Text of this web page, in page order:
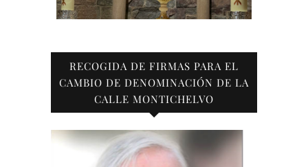
RECOGIDA DE FIRMAS PARA EL
CAMBIO DE DENOMINACIÓN DE LA
CALLE MONTICHELVO